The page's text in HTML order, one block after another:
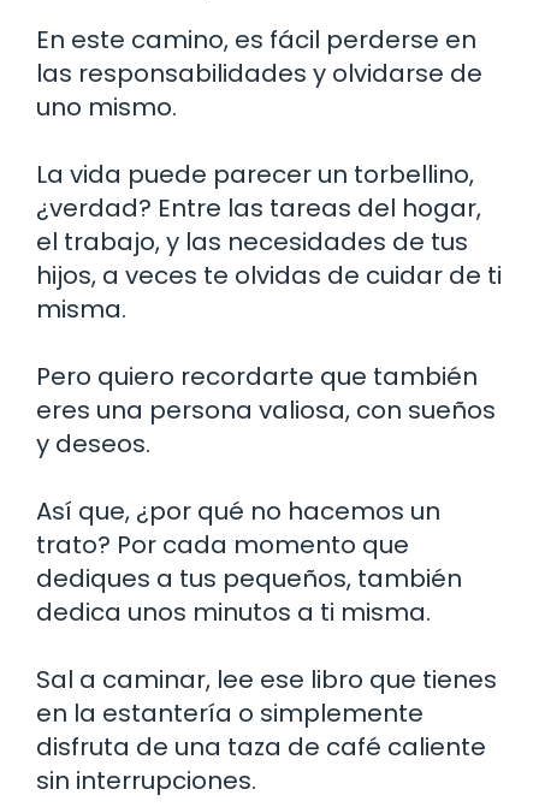
En este camino, es fácil perderse en
las responsabilidades y olvidarse de
uno mismo.
La vida puede parecer un torbellino,
¿verdad? Entre las tareas del hogar,
el trabajo, y las necesidades de tus
hijos, a veces te olvidas de cuidar de ti
misma.
Pero quiero recordarte que también
eres una persona valiosa, con sueños
y deseos.
Así que, ¿por qué no hacemos un
trato? Por cada momento que
dediques a tus pequeños, también
dedica unos minutos a ti misma.
Sal a caminar, lee ese libro que tienes
en la estantería o simplemente
disfruta de una taza de café caliente
sin interrupciones.